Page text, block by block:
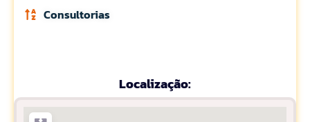
Consultorias
Localização: